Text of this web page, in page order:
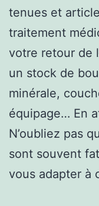
tenues et
traitement
votre retour de
un stock de
minérale,
équipage… En
N’oubliez pas
sont souvent
vous adapter à